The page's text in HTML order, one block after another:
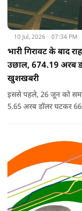
10 Jul, 2026 07:34 PM
भारी गिरावट के बाद
उछाल, 674.19 अरब
खुशखबरी
इससे पहले, 26 जून को
5.65 अरब डॉलर घटकर